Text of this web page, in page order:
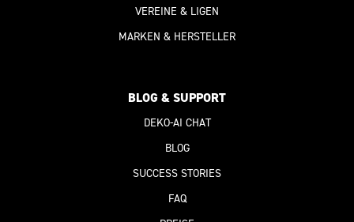
VEREINE & LIGEN
MARKEN & HERSTELLER
BLOG & SUPPORT
DEKO-AI CHAT
BLOG
SUCCESS STORIES
FAQ